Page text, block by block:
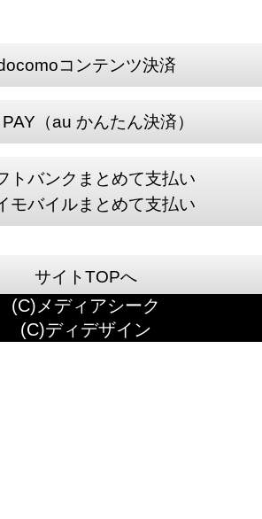
コンテンツ決済
（au かんたん決済）
トバンクまとめて支払い
モバイルまとめて支払い
サイトTOPへ
(C)メディアシーク
(C)ディデザイン